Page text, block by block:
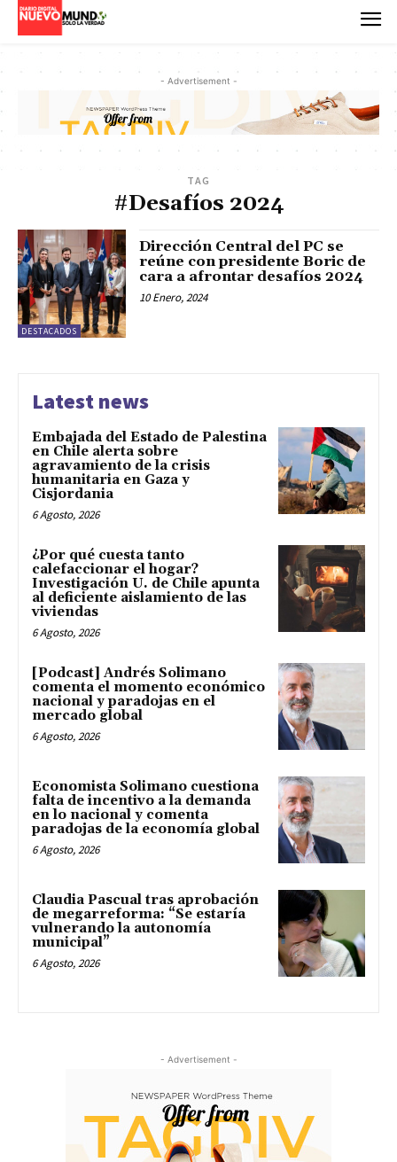
- Advertisement -
TAG
#Desafíos 2024
DESTACADOS
Dirección Central del PC se
reúne con presidente Boric de
cara a afrontar desafíos 2024
10 Enero, 2024
Latest news
Embajada del Estado de Palestina
en Chile alerta sobre
agravamiento de la crisis
humanitaria en Gaza y
Cisjordania
6 Agosto, 2026
¿Por qué cuesta tanto
calefaccionar el hogar?
Investigación U. de Chile apunta
al deficiente aislamiento de las
viviendas
6 Agosto, 2026
[Podcast] Andrés Solimano
comenta el momento económico
nacional y paradojas en el
mercado global
6 Agosto, 2026
Economista Solimano cuestiona
falta de incentivo a la demanda
en lo nacional y comenta
paradojas de la economía global
6 Agosto, 2026
Claudia Pascual tras aprobación
de megarreforma: “Se estaría
vulnerando la autonomía
municipal”
6 Agosto, 2026
- Advertisement -